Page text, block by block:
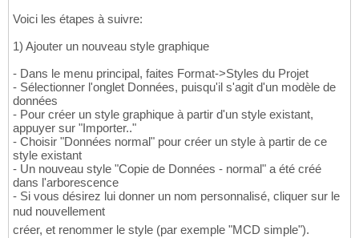
Voici les étapes à suivre:
1) Ajouter un nouveau style graphique
- Dans le menu principal, faites Format->Styles du Projet
- Sélectionner l'onglet Données, puisqu'il s'agit d'un modèle de
données
- Pour créer un style graphique à partir d'un style existant,
appuyer sur "Importer.."
- Choisir "Données normal" pour créer un style à partir de ce
style existant
- Un nouveau style "Copie de Données - normal" a été créé
dans l'arborescence
- Si vous désirez lui donner un nom personnalisé, cliquer sur le
nud nouvellement
créer, et renommer le style (par exemple "MCD simple").